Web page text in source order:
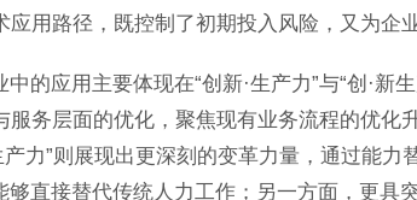
应用路径，既控制了初期投入风险，又为企
的应用主要体现在“创新·生产力”与“创·新
服务层面的优化，聚焦现有业务流程的优化
产力”则展现出更深刻的变革力量，通过能
够直接替代传统人力工作；另一方面，更具